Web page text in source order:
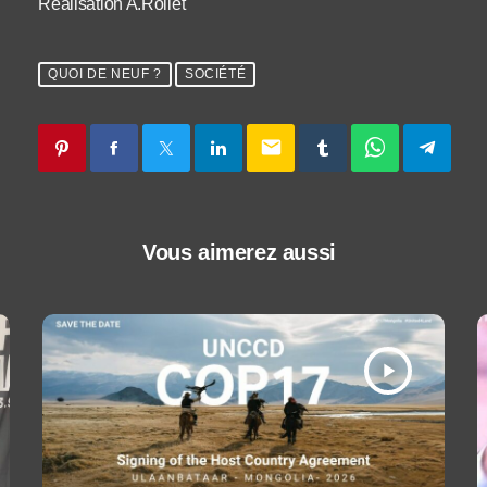
QUOI DE NEUF ? SOCIÉTÉ
email
Vous aimerez aussi
play_arrow